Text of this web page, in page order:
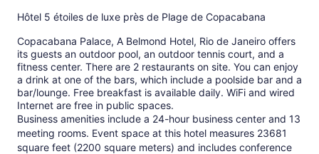
Hôtel 5 étoiles de luxe près de Plage de Copacabana
Copacabana Palace, A Belmond Hotel, Rio de Janeiro offers
its guests an outdoor pool, an outdoor tennis court, and a
fitness center. There are 2 restaurants on site. You can enjoy
a drink at one of the bars, which include a poolside bar and a
bar/lounge. Free breakfast is available daily. WiFi and wired
Internet are free in public spaces.
Business amenities include a 24-hour business center and 13
meeting rooms. Event space at this hotel measures 23681
square feet (2200 square meters) and includes conference